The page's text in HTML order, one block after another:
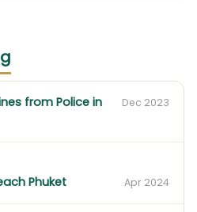
from Police in
Dec 2023
Phuket Apr 2024